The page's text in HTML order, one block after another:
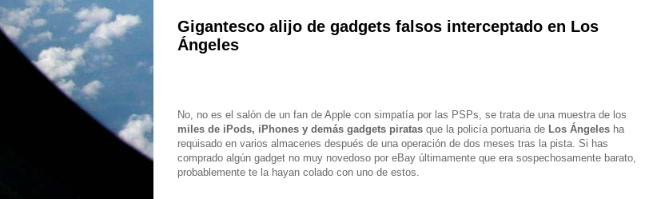
Gigantesco alijo de gadgets falsos interceptado en Los
Ángeles
No, no es el salón de un fan de Apple con simpatía por las PSPs, se trata de una muestra de los
miles de iPods, iPhones y demás gadgets piratas que la policía portuaria de Los Ángeles ha
requisado en varios almacenes después de una operación de dos meses tras la pista. Si has
comprado algún gadget no muy novedoso por eBay últimamente que era sospechosamente barato,
probablemente te la hayan colado con uno de estos.